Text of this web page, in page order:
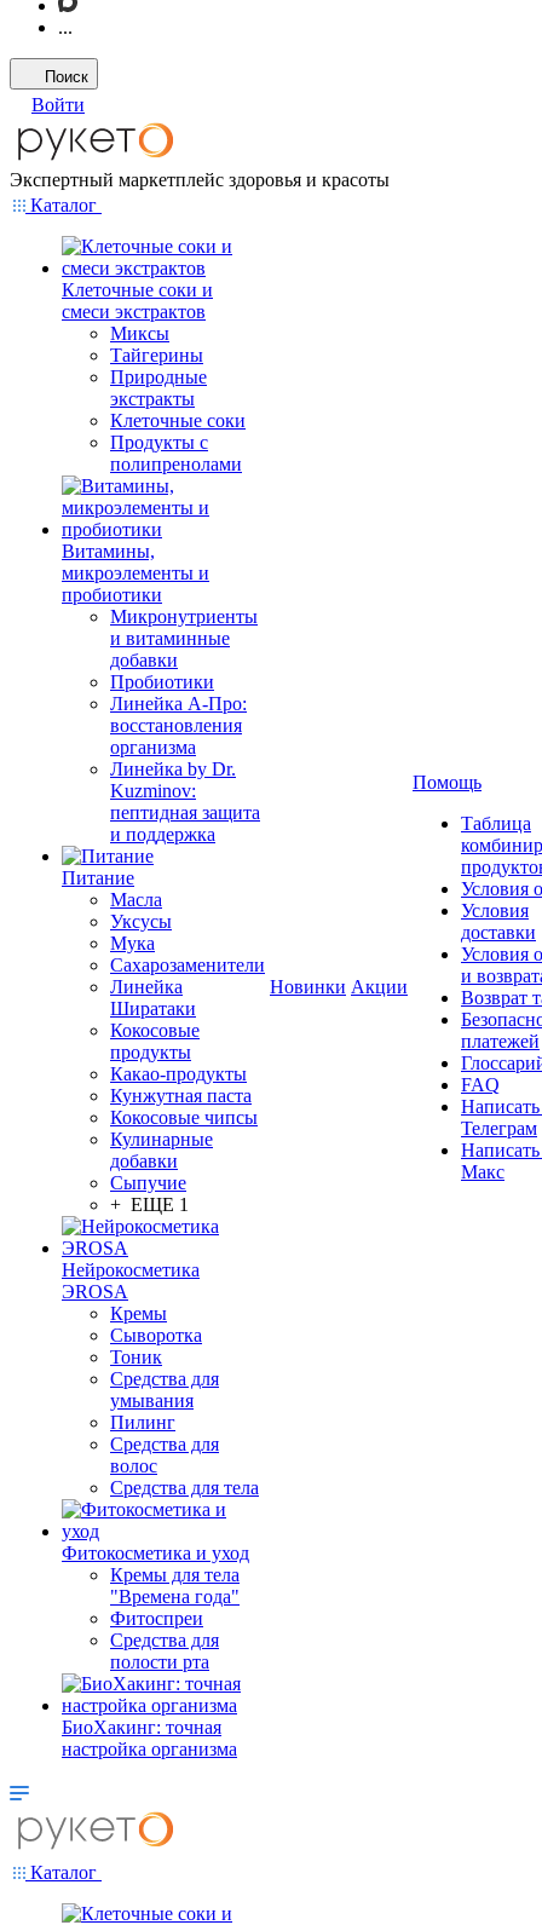
...
Поиск
Войти
Экспертный маркетплейс здоровья и красоты
Каталог
Клеточные соки и
смеси экстрактов
Миксы
Тайгерины
Природные
экстракты
Клеточные соки
Продукты с
полипренолами
Витамины,
микроэлементы и
пробиотики
Микронутриенты
и витаминные
добавки
Пробиотики
Линейка А-Про:
восстановления
организма
Линейка by Dr.
Kuzminov:
пептидная защита
и поддержка
Питание
Масла
Уксусы
Мука
Сахарозаменители
Линейка
Ширатаки
Кокосовые
продукты
Какао-продукты
Кунжутная паста
Кокосовые чипсы
Кулинарные
добавки
Сыпучие
+ ЕЩЕ 1
Нейрокосметика
ЭROSA
Кремы
Сыворотка
Тоник
Средства для
умывания
Пилинг
Средства для
волос
Средства для тела
Фитокосметика и уход
Кремы для тела
"Времена года"
Фитоспреи
Средства для
полости рта
БиоХакинг: точная
настройка организма
Новинки Акции
Помощь
Таблица
Условия
Условия
доставки
Условия
и
Возврат
платежей
FAQ
Телеграм
Макс
Каталог